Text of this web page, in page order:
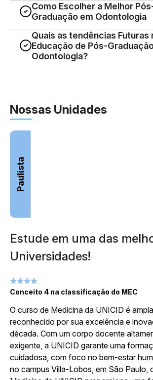
Como Escolher a Melhor
Graduação em Odontologia
Quais as tendências Futuras
Educação de Pós-
Odontologia?
Nossas Unidades
Paulista
Estude em uma das
Universidades!
Conceito 4 na classificação do MEC
O curso de Medicina da UNICID é
reconhecido por sua excelência e
década. Com um corpo docente
exigente, a UNICID garante uma
cuidadosa, com foco no bem-estar
no campus Villa-Lobos, em São Paulo,